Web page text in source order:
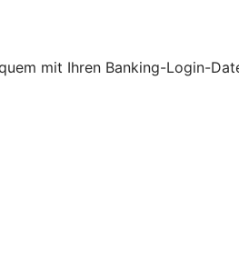
mit Ihren Banking-Login-